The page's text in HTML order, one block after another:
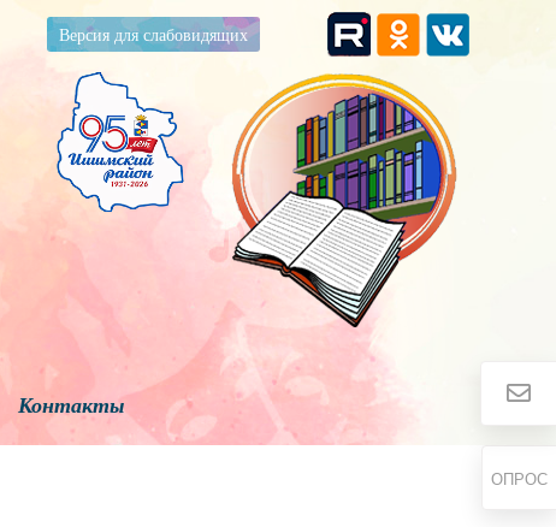
Версия для слабовидящих
Контакты
ОПРОС